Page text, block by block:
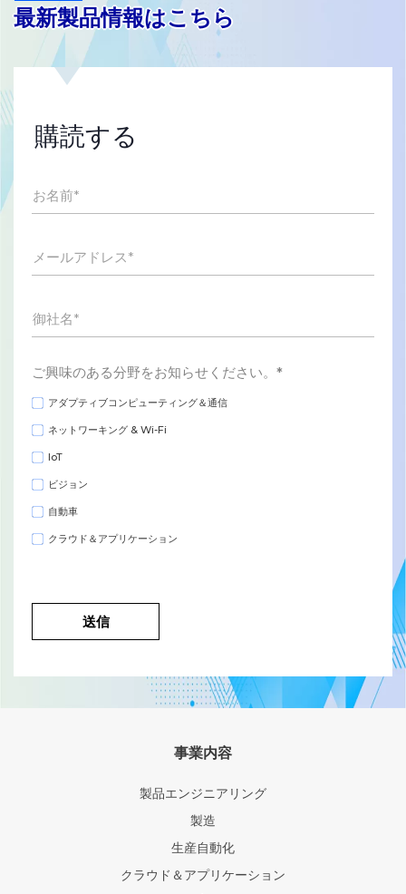
最新製品情報はこちら
購読する
お名前*
メールアドレス*
御社名*
ご興味のある分野をお知らせください。 *
アダプティブコンピューティング＆通信
ネットワーキング & Wi-Fi
IoT
ビジョン
自動車
クラウド＆アプリケーション
事業内容
製品エンジニアリング
製造
生産自動化
クラウド＆アプリケーション